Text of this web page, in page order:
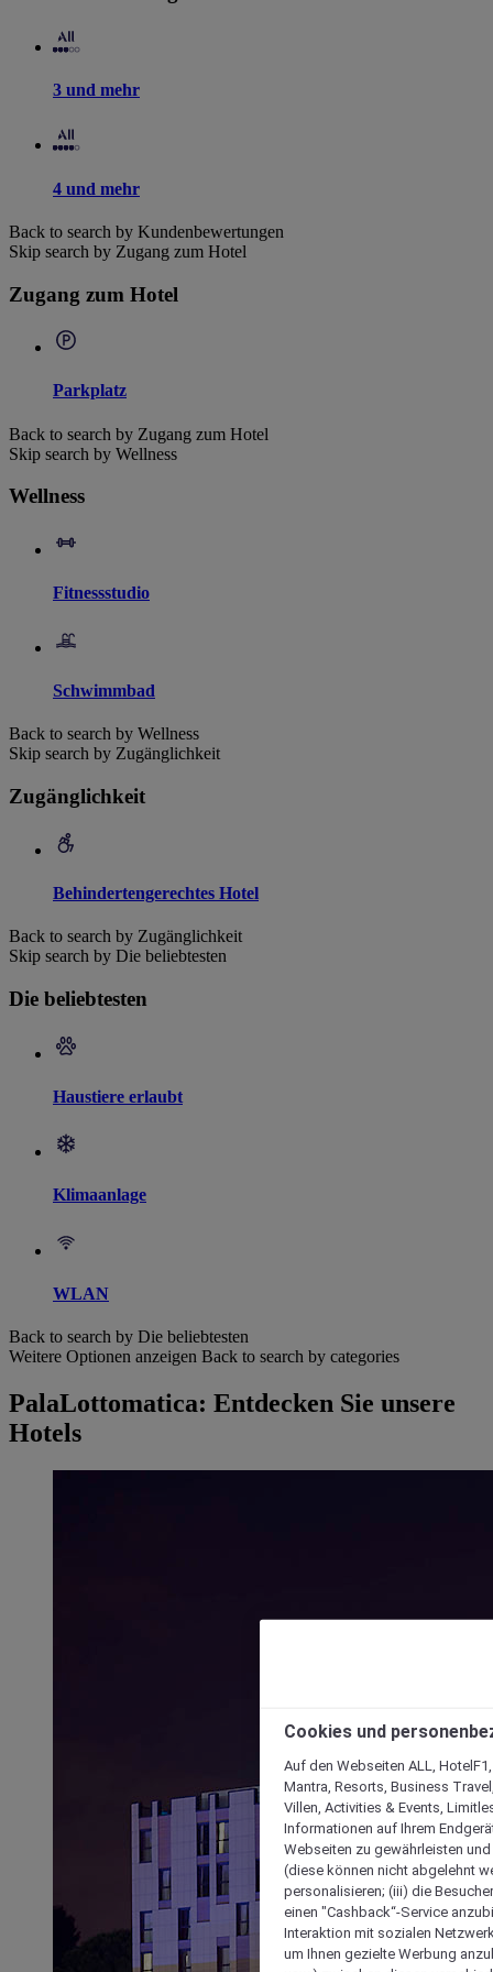
3 und mehr
4 und mehr
Back to search by Kundenbewertungen
Skip search by Zugang zum Hotel
Zugang zum Hotel
Parkplatz
Back to search by Zugang zum Hotel
Skip search by Wellness
Wellness
Fitnessstudio
Schwimmbad
Back to search by Wellness
Skip search by Zugänglichkeit
Zugänglichkeit
Behindertengerechtes Hotel
Back to search by Zugänglichkeit
Skip search by Die beliebtesten
Die beliebtesten
Haustiere erlaubt
Klimaanlage
WLAN
Back to search by Die beliebtesten
Weitere Optionen anzeigen Back to search by categories
PalaLottomatica: Entdecken Sie unsere
Hotels
Cookies und
Auf den Webseiten ALL,
Mantra, Resorts, Business
Villen, Activities & Events,
Informationen auf Ihrem
Webseiten zu gewährleisten
(diese können nicht abgelehnt
personalisieren; (iii) die
einen "Cashback“-Service
Interaktion mit sozialen
um Ihnen gezielte Werbung